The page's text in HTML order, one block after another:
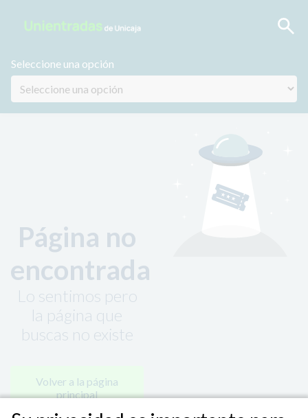
Seleccione una opción
Página no
encontrada
Lo sentimos pero
la página que
buscas no existe
Volver a la página
principal